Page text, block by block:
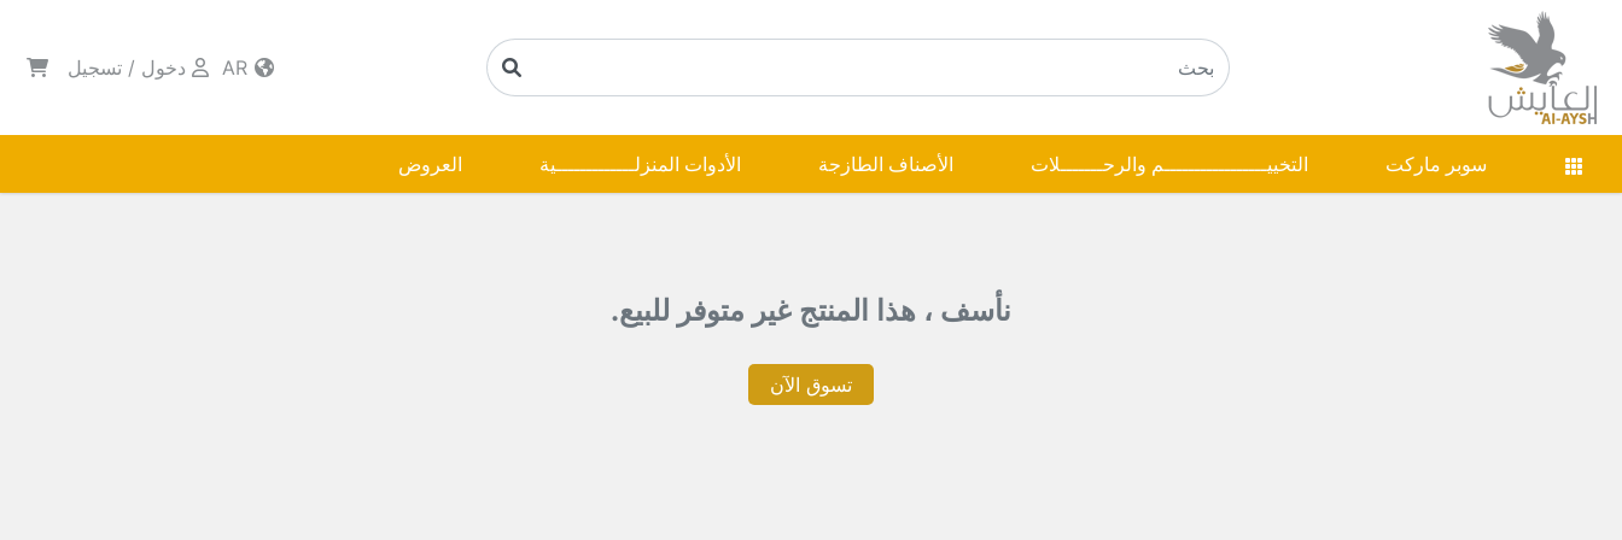
دخول / تسجيل
سوبر ماركت التخييـــــــــــــــــم والرحـــــــلات الأصناف الطازجة الأدوات المنزلـــــــــــــية العروض
نأسف ، هذا المنتج غير متوفر للبيع.
تسوق الآن